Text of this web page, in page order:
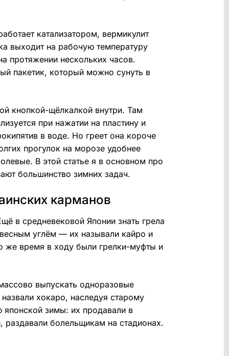
катализатором, вермикулит
выходит на рабочую температуру
протяжении нескольких часов.
пакетик, который можно сунуть в
кнопкой-щёлкалкой внутри. Там
при нажатии на пластину и
в воде. Но греет она короче
прогулок на морозе удобнее
В этой статье я в основном про
большинство зимних задач.
карманов
в средневековой Японии знать грела
углём — их называли кайро и
же время в ходу были грелки-муфты и
выпускать одноразовые
хокаро, наследуя старому
японской зимы: их продавали в
болельщикам на стадионах.